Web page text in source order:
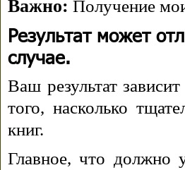
Важно: Получение
Результат может
случае.
Ваш результат
того, насколько
книг.
Главное, что должно